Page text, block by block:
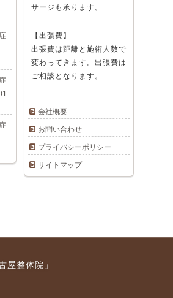
サージも承ります。
【出張費】
出張費は距離と施術人数で
変わってきます。出張費は
ご相談となります。
会社概要
お問い合わせ
プライバシーポリシー
サイトマップ
屋整体院」